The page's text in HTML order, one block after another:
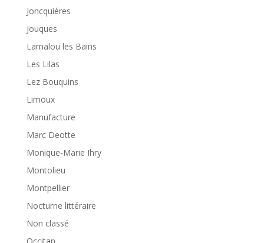
Joncquiéres
Jouques
Lamalou les Bains
Les Lilas
Lez Bouquins
Limoux
Manufacture
Marc Deotte
Monique-Marie Ihry
Montolieu
Montpellier
Nocturne littéraire
Non classé